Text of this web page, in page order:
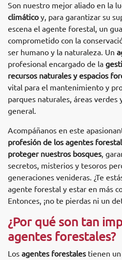
Son nuestro mejor aliado en la
climáticoy, para garantizar su
escena el agente forestal, un
comprometido con la
ser humano y la naturaleza. Un
profesional encargado de la
recursos naturales y espacios
vital para el mantenimiento y
parques naturales, áreas verdes
general.
Acompáñanos en este
profesión de los agentes
proteger nuestros bosques,
secretos, misterios y tesoros
generaciones venideras. ¿Te
agente forestal y estar en más
Entonces, ¡no te pierdas ni un
¿Por qué son tan
agentes forestales?
Los agentes forestales tienen